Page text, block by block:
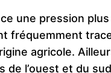
une pression
fréquemment
agricole.
de l’ouest et du